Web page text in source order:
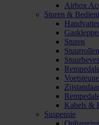
Airbox
Sturen &
Sturen
Stuurrollen
Kabels &
Suspensie